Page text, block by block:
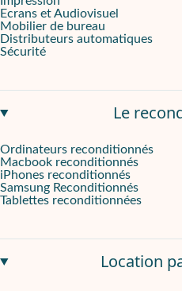
Ecrans et Audiovisuel
Mobilier de bureau
Distributeurs automatiques
Sécurité
Le
Ordinateurs reconditionnés
Macbook reconditionnés
iPhones reconditionnés
Samsung Reconditionnés
Tablettes reconditionnées
Location